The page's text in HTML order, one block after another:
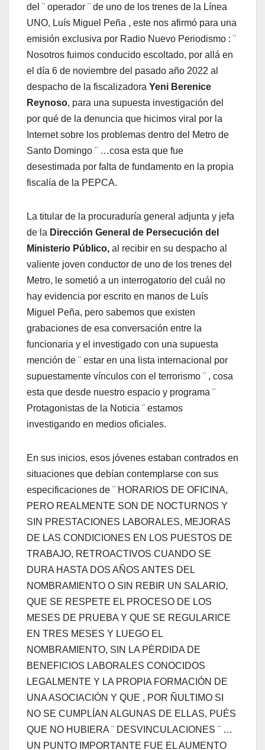
del ¨ operador ¨ de uno de los trenes de la Línea
UNO, Luís Miguel Peña , este nos afirmó para una
emisión exclusiva por Radio Nuevo Periodismo : ¨
Nosotros fuimos conducido escoltado, por allá en
el día 6 de noviembre del pasado año 2022 al
despacho de la fiscalizadora Yeni Berenice
Reynoso, para una supuesta investigación del
por qué de la denuncia que hicimos viral por la
Internet sobre los problemas dentro del Metro de
Santo Domingo ¨ …cosa esta que fue
desestimada por falta de fundamento en la propia
fiscalía de la PEPCA.
La titular de la procuraduría general adjunta y jefa
de la Dirección General de Persecución del
Ministerio Público, al recibir en su despacho al
valiente joven conductor de uno de los trenes del
Metro, le sometió a un interrogatorio del cuál no
hay evidencia por escrito en manos de Luís
Miguel Peña, pero sabemos que existen
grabaciones de esa conversación entre la
funcionaria y el investigado con una supuesta
mención de ¨ estar en una lista internacional por
supuestamente vínculos con el terrorismo ¨ , cosa
esta que desde nuestro espacio y programa ¨
Protagonistas de la Noticia ¨ estamos
investigando en medios oficiales.
En sus inicios, esos jóvenes estaban contrados en
situaciones que debían contemplarse con sus
especificaciones de ¨ HORARIOS DE OFICINA,
PERO REALMENTE SON DE NOCTURNOS Y
SIN PRESTACIONES LABORALES, MEJORAS
DE LAS CONDICIONES EN LOS PUESTOS DE
TRABAJO, RETROACTIVOS CUANDO SE
DURA HASTA DOS AÑOS ANTES DEL
NOMBRAMIENTO O SIN REBIR UN SALARIO,
QUE SE RESPETE EL PROCESO DE LOS
MESES DE PRUEBA Y QUE SE REGULARICE
EN TRES MESES Y LUEGO EL
NOMBRAMIENTO, SIN LA PÈRDIDA DE
BENEFICIOS LABORALES CONOCIDOS
LEGALMENTE Y LA PROPIA FORMACIÓN DE
UNA ASOCIACIÓN Y QUE , POR ÑULTIMO SI
NO SE CUMPLÍAN ALGUNAS DE ELLAS, PUÉS
QUE NO HUBIERA ¨ DESVINCULACIONES ¨ …
UN PUNTO IMPORTANTE FUE EL AUMENTO